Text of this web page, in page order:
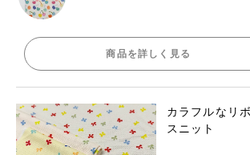
商品を詳しく見る
カラフルなリ
スニット